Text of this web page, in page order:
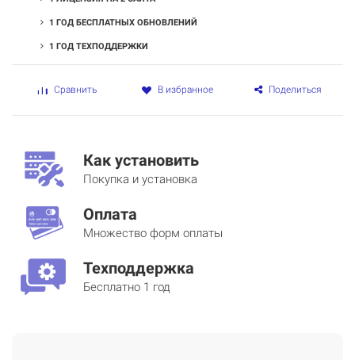
1 ГОД БЕСПЛАТНЫХ ОБНОВЛЕНИЙ
1 ГОД ТЕХПОДДЕРЖКИ
Сравнить В избранное Поделиться
Как установить
Покупка и установка
Оплата
Множество форм оплаты
Техподдержка
Бесплатно 1 год